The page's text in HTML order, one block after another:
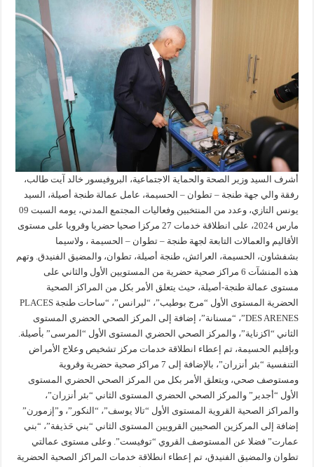
أشرف السيد وزير الصحة والحماية الاجتماعية، البروفيسور خالد آيت طالب،
رفقة والي جهة طنجة – تطوان – الحسيمة، عامل عمالة طنجة أصيلة، السيد
يونس التازي، وعدد من المنتخبين وفعاليات المجتمع المدني، يومه السبت 09
مارس 2024، على انطلاقة خدمات 27 مركزا صحيا حضريا وقرويا على مستوى
الأقاليم والعمالات التابعة لجهة طنجة – تطوان – الحسيمة ، ولاسيما
بشفشاون، الحسيمة، العرائش، طنجة أصيلة، تطوان، والمضيق الفنيدق. وتهم
هذه المنشآت 6 مراكز صحية حضرية من المستويين الأول والثاني على
مستوى عمالة طنجة-أصيلة، حيث يتعلق الأمر بكل من المراكز الصحية
الحضرية المستوى الأول “مرج بوطيب”، “لبرانس”، “ساحات طنجة PLACES
DES ARENES”، “مسنانة”، إضافة إلى المركز الصحي الحضري المستوى
الثاني “اكزناية”، والمركز الصحي الحضري المستوى الأول “المرسى” بأصيلة.
وبإقليم الحسيمة، تم إعطاء انطلاقة خدمات مركز تشخيص وعلاج الأمراض
التنفسية “بئر أنزران”، بالإضافة إلى 7 مراكز صحية حضرية وقروية
ومستوصف صحي، ويتعلق الأمر بكل من المركز الصحي الحضري المستوى
الأول “أجدير” والمركز الصحي الحضري المستوى الثاني “بئر أنزران”،
والمراكز الصحية القروية المستوى الأول “تالا يوسف”، “النكور”، و”إزمورن”
إضافة إلى المركزين الصحيين القرويين المستوى الثاني “بني حَذيفة”، “بني
عمارت” فضلا عن المستوصف القروي “توفيست”. وعلى مستوى عمالتي
تطوان والمضيق الفنيدق، تم إعطاء انطلاقة خدمات المراكز الصحية الحضرية